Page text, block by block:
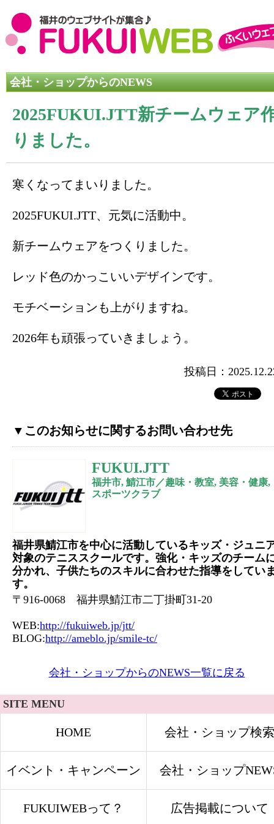
会社・ショップからのNEWS
2025FUKUI.JTT新チームウェア
りました。
寒くなってまいりました。
2025FUKUI.JTT、元気に活動中。
新チームウェアをつくりました。
レッド色のかっこいいデザインです。
モチベーションも上がりますね。
2026年も頑張っていきましょう。
投稿日：
▼このお知らせに関するお問い合わせ先
FUKUI.JTT
福井市, 鯖江市／趣味・教室, 美容・健康,
スポーツクラブ
福井県鯖江市を中心に活動しているキッズ・ジュニ
対象のテニススクールです。強化・キッズのチーム
分かれ、子供たちのスキルに合わせた指導をしてい
す。
〒916-0068 福井県鯖江市二丁掛町31-20
WEB:http://fukuiweb.jp/jtt/
BLOG:http://ameblo.jp/smile-tc/
会社・ショップからのNEWS一覧に戻る
SITE MENU
HOME 会社・ショップ検索
イベント・キャンペーン 会社・ショップ
FUKUIWEBって？ 広告掲載について